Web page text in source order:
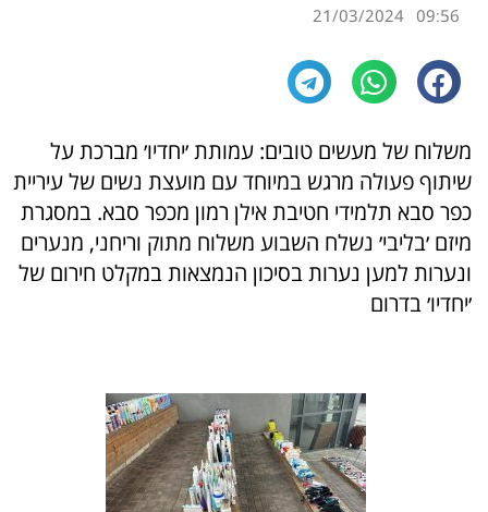
09:56
21/03/2024
משלוח של מעשים טובים: עמותת ׳יחדיו׳ מברכת על
שיתוף פעולה מרגש במיוחד עם מועצת נשים של עיריית
כפר סבא תלמידי חטיבת אילן רמון מכפר סבא. במסגרת
מיזם ׳בליבי׳ נשלח השבוע משלוח מתוק וריחני, מנערים
ונערות למען נערות בסיכון הנמצאות במקלט חירום של
׳יחדיו׳ בדרום